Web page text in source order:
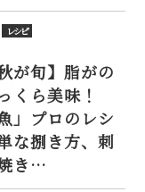
レシピ
が旬】脂がの
くら美味！
」プロのレシ
な捌き方、刺
き…